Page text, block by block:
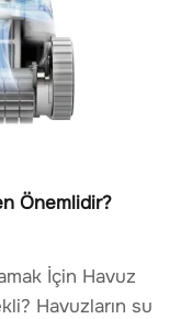
Önemlidir?
İçin Havuz
Havuzların su